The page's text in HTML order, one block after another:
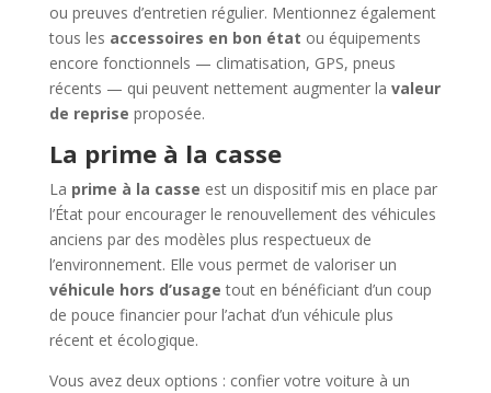
ou preuves d’entretien régulier. Mentionnez également
tous les accessoires en bon état ou équipements
encore fonctionnels — climatisation, GPS, pneus
récents — qui peuvent nettement augmenter la valeur
de reprise proposée.
La prime à la casse
La prime à la casse est un dispositif mis en place par
l’État pour encourager le renouvellement des véhicules
anciens par des modèles plus respectueux de
l’environnement. Elle vous permet de valoriser un
véhicule hors d’usage tout en bénéficiant d’un coup
de pouce financier pour l’achat d’un véhicule plus
récent et écologique.
Vous avez deux options : confier votre voiture à un